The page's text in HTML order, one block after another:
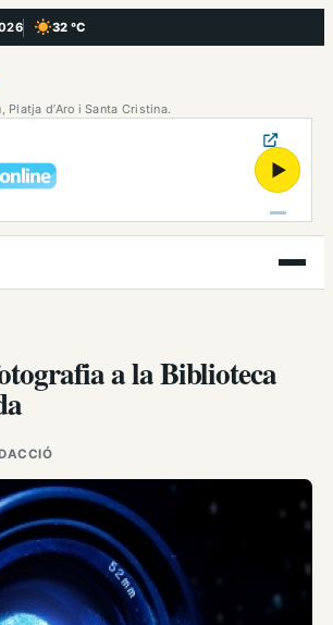
32 °C
, Cel serè
Platja d’Aro i Santa Cristina.
▶
Obre
el
a la Biblioteca